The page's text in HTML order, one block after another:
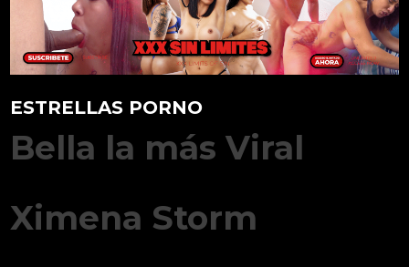
ESTRELLAS PORNO
Bella la más Viral
Ximena Storm